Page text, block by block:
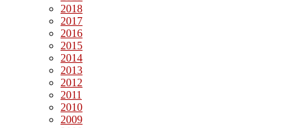
2018
2017
2016
2015
2014
2013
2012
2011
2010
2009